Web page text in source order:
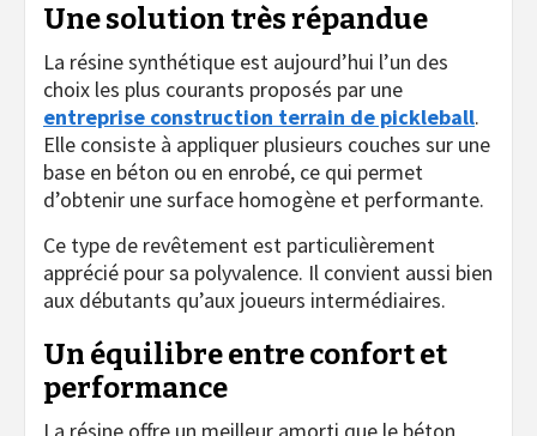
Une solution très répandue
La résine synthétique est aujourd’hui l’un des
choix les plus courants proposés par une
entreprise construction terrain de pickleball.
Elle consiste à appliquer plusieurs couches sur une
base en béton ou en enrobé, ce qui permet
d’obtenir une surface homogène et performante.
Ce type de revêtement est particulièrement
apprécié pour sa polyvalence. Il convient aussi bien
aux débutants qu’aux joueurs intermédiaires.
Un équilibre entre confort et
performance
La résine offre un meilleur amorti que le béton